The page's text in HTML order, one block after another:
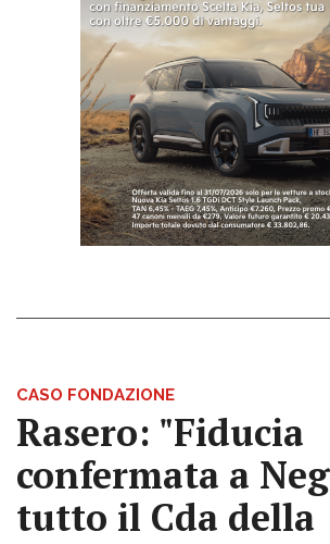
CASO FONDAZIONE
Rasero: "Fiducia
confermata a
tutto il Cda della